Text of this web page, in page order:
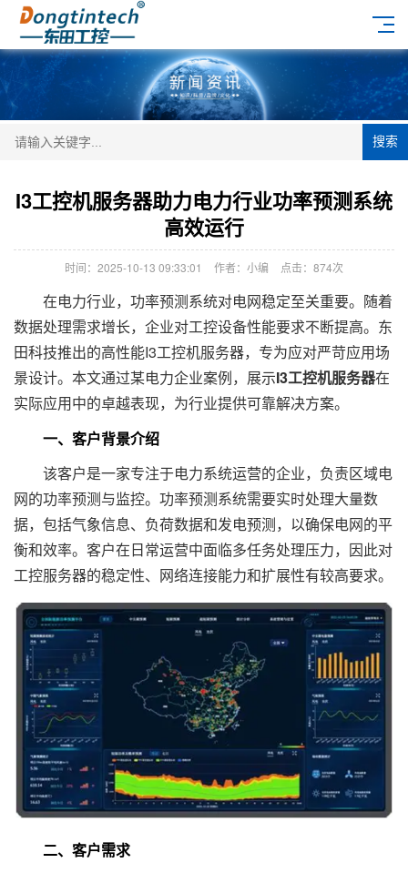
搜索
I3工控机服务器助力电力行业功率预测系统
高效运行
时间：2025-10-13 09:33:01 作者：小编 点击： 874次
在电力行业，功率预测系统对电网稳定至关重要。随着
数据处理需求增长，企业对工控设备性能要求不断提高。东
田科技推出的高性能I3工控机服务器，专为应对严苛应用场
景设计。本文通过某电力企业案例，展示I3工控机服务器在
实际应用中的卓越表现，为行业提供可靠解决方案。
一、客户背景介绍
该客户是一家专注于电力系统运营的企业，负责区域电
网的功率预测与监控。功率预测系统需要实时处理大量数
据，包括气象信息、负荷数据和发电预测，以确保电网的平
衡和效率。客户在日常运营中面临多任务处理压力，因此对
工控服务器的稳定性、网络连接能力和扩展性有较高要求。
二、客户需求